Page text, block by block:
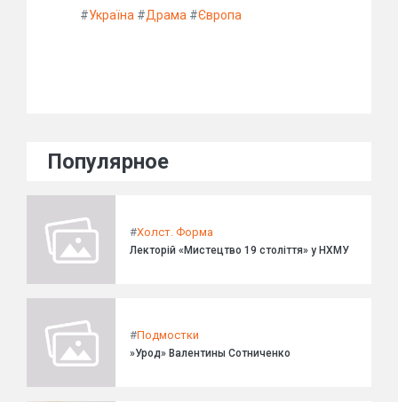
#Україна #Драма #Європа
Популярное
#Холст. Форма
Лекторій «Мистецтво 19 століття» у НХМУ
#Подмостки
»Урод» Валентины Сотниченко